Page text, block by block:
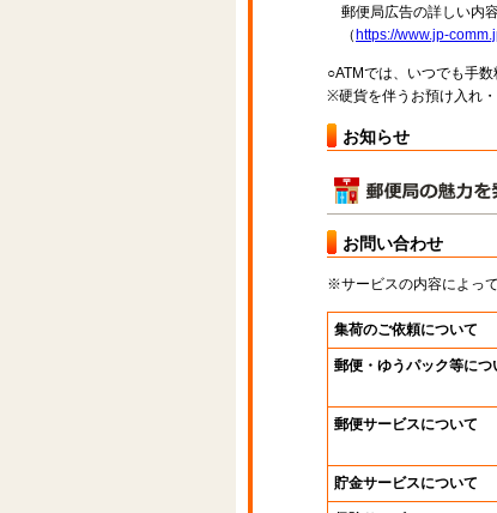
郵便局広告の詳しい内
（ https://www.jp-
○ATMでは、いつでも手
※硬貨を伴うお預け入れ
お知らせ
お問い合わせ
※サービスの内容によっ
集荷のご依頼について
郵便・ゆうパック等につ
郵便サービスについて
貯金サービスについて